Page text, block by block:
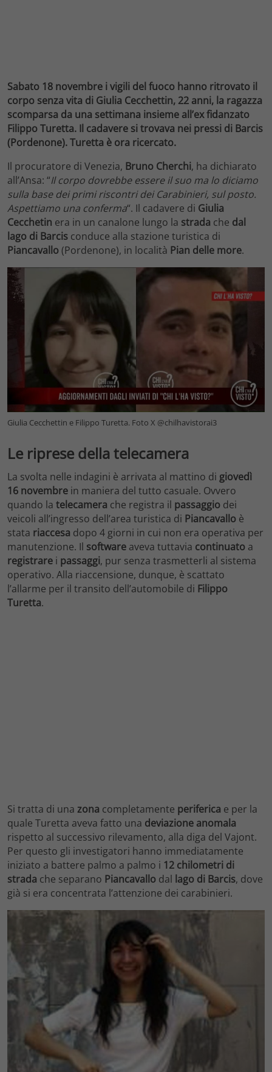
Sabato 18 novembre i vigili del fuoco hanno ritrovato il
corpo senza vita di Giulia Cecchettin, 22 anni, la ragazza
scomparsa da una settimana insieme all’ex fidanzato
Filippo Turetta. Il cadavere si trovava nei pressi di Barcis
(Pordenone). Turetta è ora ricercato.
Il procuratore di Venezia, Bruno Cherchi, ha dichiarato
all’Ansa: “Il corpo dovrebbe essere il suo ma lo diciamo
sulla base dei primi riscontri dei Carabinieri, sul posto.
Aspettiamo una conferma“. Il cadavere di Giulia
Cecchetin era in un canalone lungo la strada che dal
lago di Barcis conduce alla stazione turistica di
Piancavallo(Pordenone), in località Pian delle more.
Giulia Cecchettin e Filippo Turetta. Foto X @chilhavistorai3
Le riprese della telecamera
La svolta nelle indagini è arrivata al mattino di giovedì
16 novembre in maniera del tutto casuale. Ovvero
quando la telecamera che registra il passaggio dei
veicoli all’ingresso dell’area turistica di Piancavallo è
stata riaccesa dopo 4 giorni in cui non era operativa per
manutenzione. Il software aveva tuttavia continuato a
registrare i passaggi, pur senza trasmetterli al sistema
operativo. Alla riaccensione, dunque, è scattato
l’allarme per il transito dell’automobile di Filippo
Turetta.
Si tratta di una zona completamente periferica e per la
quale Turetta aveva fatto una deviazione anomala
rispetto al successivo rilevamento, alla diga del Vajont.
Per questo gli investigatori hanno immediatamente
iniziato a battere palmo a palmo i 12 chilometri di
strada che separano Piancavallo dal lago di Barcis, dove
già si era concentrata l’attenzione dei carabinieri.